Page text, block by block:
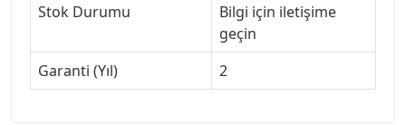
Stok Durumu
Bilgi için iletişime
geçin
Garanti (Yıl)
2